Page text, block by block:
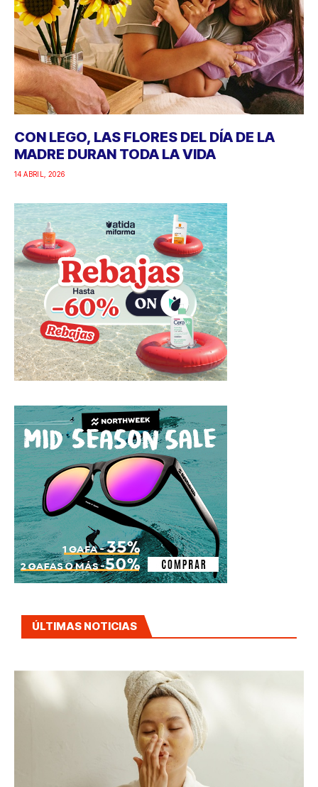
CON LEGO, LAS FLORES DEL DÍA DE LA
MADRE DURAN TODA LA VIDA
14 ABRIL, 2026
ÚLTIMAS NOTICIAS